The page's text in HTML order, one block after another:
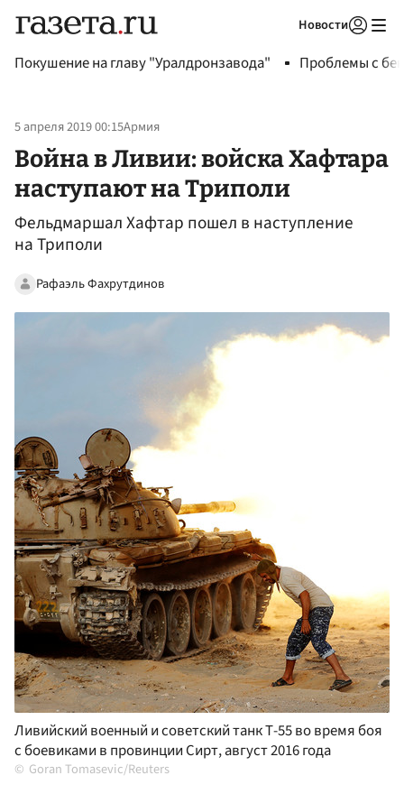
Новости
Покушение на главу "Уралдронзавода" Проблемы с
5 апреля 2019 00:15Армия
Война в Ливии: войска Хафтара
наступают на Триполи
Фельдмаршал Хафтар пошел в наступление
на Триполи
Рафаэль Фахрутдинов
Ливийский военный и советский танк Т-55 во время боя
с боевиками в провинции Сирт, август 2016 года
Goran Tomasevic/Reuters